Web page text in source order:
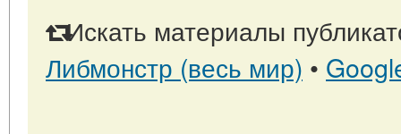
Искать материалы
Либмонстр (весь мир) •